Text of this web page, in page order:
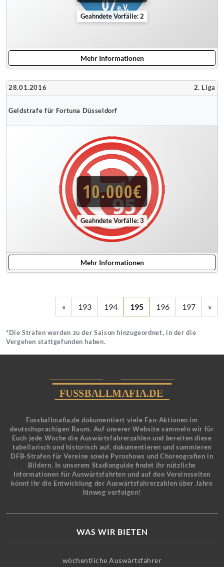
Geahndete Vorfälle: 2
Mehr Informationen
28.01.2016 2. Liga
Geldstrafe für Fortuna Düsseldorf
10.000€
Geahndete Vorfälle: 3
Mehr Informationen
« 193 194 195 196 197 »
*Die Strafen werden zu der Saison hinzugeordnet, in der die
Vergehen stattgefunden haben.
Fussballmafia.de dokumentiert viele Fan-Aktionen im
deutschsprachigen Raum. Auf unserer Website sammeln wir für
Euch jede Woche die Auswärtsfahrerzahlen und bereiten diese
tabellarisch und historisch auf, dokumentieren und summieren
DFB-Strafen für Vereine sowie Pyroshows und Choreografien in
Bildern. In unserem Stadionguide findet ihr nützliche
Informationen für Auswärtsfahrten und auf den Vereinsseiten
könnt ihr die Entwicklung der Auswärtsfahrerzahlen über Jahre
hinweg verfolgen!
WAS WIR BIETEN
wöchentliche Auswärtsfahrer